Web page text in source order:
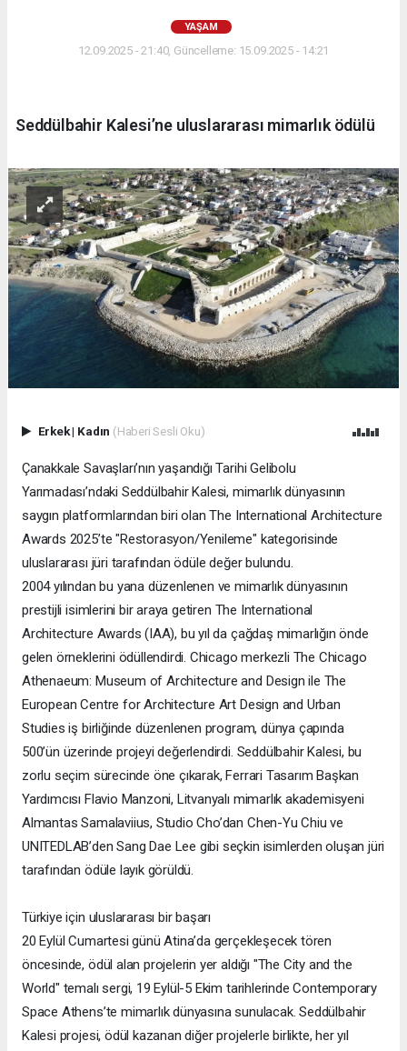
YAŞAM
12.09.2025 - 21:40, Güncelleme: 15.09.2025 - 14:21
Seddülbahir Kalesi’ne uluslararası mimarlık ödülü
Erkek| Kadın (Haberi Sesli Oku)
Çanakkale Savaşları’nın yaşandığı Tarihi Gelibolu
Yarımadası’ndaki Seddülbahir Kalesi, mimarlık dünyasının
saygın platformlarından biri olan The International Architecture
Awards 2025’te "Restorasyon/Yenileme" kategorisinde
uluslararası jüri tarafından ödüle değer bulundu.
2004 yılından bu yana düzenlenen ve mimarlık dünyasının
prestijli isimlerini bir araya getiren The International
Architecture Awards (IAA), bu yıl da çağdaş mimarlığın önde
gelen örneklerini ödüllendirdi. Chicago merkezli The Chicago
Athenaeum: Museum of Architecture and Design ile The
European Centre for Architecture Art Design and Urban
Studies iş birliğinde düzenlenen program, dünya çapında
500’ün üzerinde projeyi değerlendirdi. Seddülbahir Kalesi, bu
zorlu seçim sürecinde öne çıkarak, Ferrari Tasarım Başkan
Yardımcısı Flavio Manzoni, Litvanyalı mimarlık akademisyeni
Almantas Samalaviius, Studio Cho’dan Chen-Yu Chiu ve
UNITEDLAB’den Sang Dae Lee gibi seçkin isimlerden oluşan jüri
tarafından ödüle layık görüldü.
Türkiye için uluslararası bir başarı
20 Eylül Cumartesi günü Atina’da gerçekleşecek tören
öncesinde, ödül alan projelerin yer aldığı "The City and the
World" temalı sergi, 19 Eylül-5 Ekim tarihlerinde Contemporary
Space Athens’te mimarlık dünyasına sunulacak. Seddülbahir
Kalesi projesi, ödül kazanan diğer projelerle birlikte, her yıl